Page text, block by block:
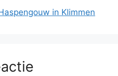
in Klimmen